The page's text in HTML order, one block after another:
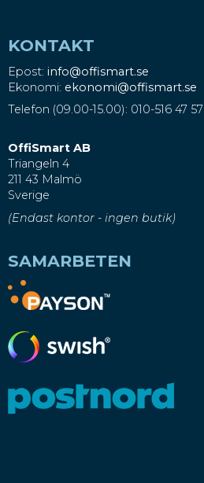
KONTAKT
Epost: info@offismart.se
Ekonomi: ekonomi@offismart.se
Telefon (09.00-15.00): 010-516 47 57
OffiSmart AB
Triangeln 4
211 43 Malmö
Sverige
(Endast kontor - ingen butik)
SAMARBETEN